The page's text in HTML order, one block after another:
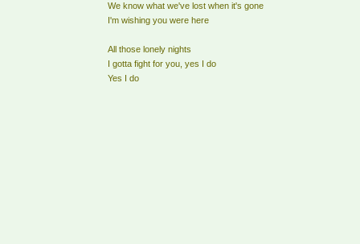
We know what we've lost when it's gone
I'm wishing you were here
All those lonely nights
I gotta fight for you, yes I do
Yes I do